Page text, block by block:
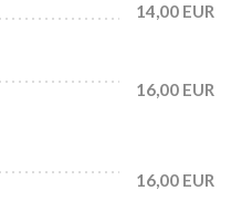
14,00 EUR
16,00 EUR
16,00 EUR